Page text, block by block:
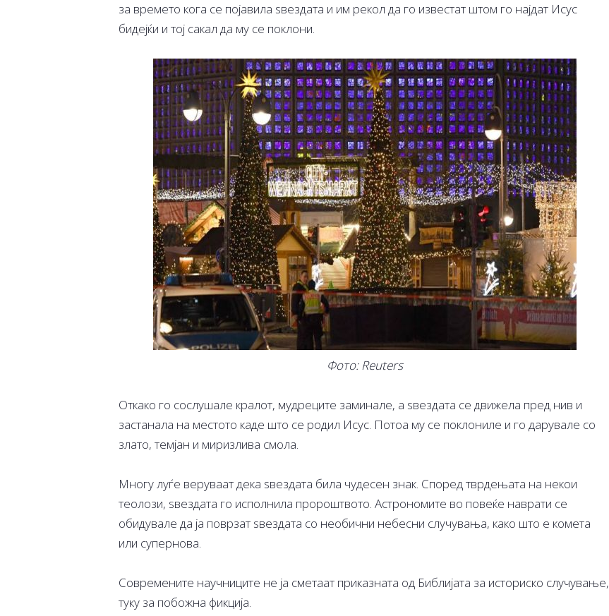
за времето кога се појавила ѕвездата и им рекол да го известат штом го најдат Исус
бидејќи и тој сакал да му се поклони.
Фото: Reuters
Откако го сослушале кралот, мудреците заминале, а ѕвездата се движела пред нив и
застанала на местото каде што се родил Исус. Потоа му се поклониле и го дарувале со
злато, темјан и миризлива смола.
Многу луѓе веруваат дека ѕвездата била чудесен знак. Според тврдењата на некои
теолози, ѕвездата го исполнила пророштвото. Астрономите во повеќе наврати се
обидувале да ја поврзат ѕвездата со необични небесни случувања, како што е комета
или супернова.
Современите научниците не ја сметаат приказната од Библијата за историско случување,
туку за побожна фикција.